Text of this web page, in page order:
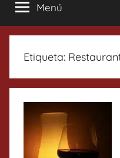
Menú
Etiqueta: